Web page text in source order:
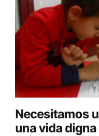
Necesitamos
una vida digna